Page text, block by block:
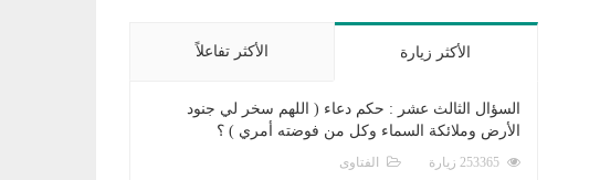
الأكثر زيارة الأكثر تفاعلاً
السؤال الثالث عشر : حكم دعاء ( اللهم سخر لي جنود
الأرض وملائكة السماء وكل من فوضته أمري ) ؟
الفتاوى